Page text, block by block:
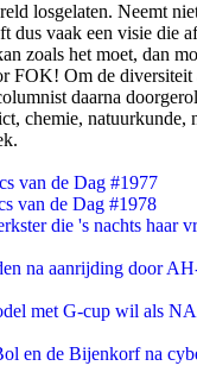
losgelaten. Neemt
dus vaak een visie die
zoals het moet, dan
FOK! Om de diversiteit
daarna
chemie, natuurkunde,
van de Dag #1977
van de Dag #1978
die 's nachts haar
na aanrijding door
met G-cup wil als
en de Bijenkorf na